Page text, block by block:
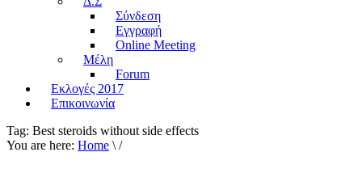
Σύνδεση
Εγγραφή
Online Meeting
Μέλη
Forum
Εκλογές 2017
Επικοινωνία
Tag: Best steroids without side effects
You are here: Home \ /